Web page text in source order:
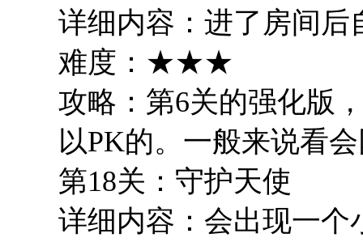
详细内容：进了房间后
难度：★★★
攻略：第6关的强化版
以PK的。一般来说看
第18关：守护天使
详细内容：会出现一个